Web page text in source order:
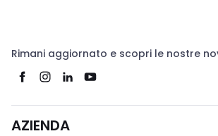
Rimani aggiornato e scopri le nostre
AZIENDA